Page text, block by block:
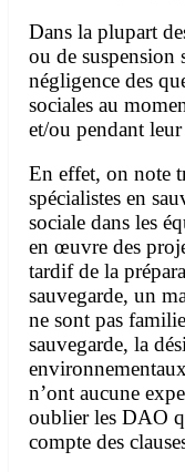
Dans la plupart
ou de suspension
négligence des
sociales au
et/ou pendant
En effet, on note
spécialistes en
sociale dans les
en œuvre des
tardif de la
sauvegarde, un
ne sont pas
sauvegarde, la
n’ont aucune
oublier les DAO
compte des